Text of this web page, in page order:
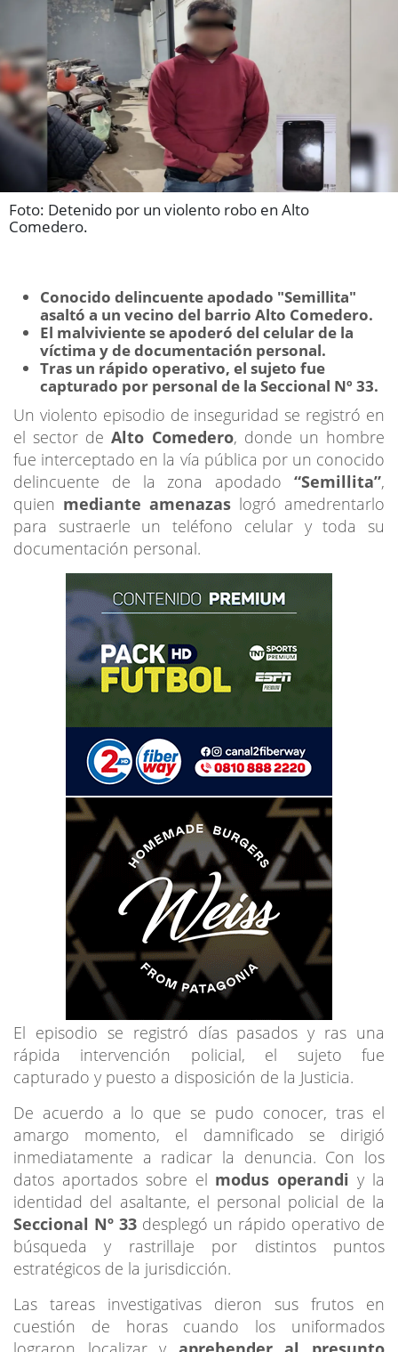
Foto: Detenido por un violento robo en Alto
Comedero.
Conocido delincuente apodado "Semillita"
asaltó a un vecino del barrio Alto Comedero.
El malviviente se apoderó del celular de la
víctima y de documentación personal.
Tras un rápido operativo, el sujeto fue
capturado por personal de la Seccional Nº 33.
Un violento episodio de inseguridad se registró en
el sector deAlto Comedero, donde un hombre
fue interceptado en la vía pública por un conocido
delincuente de la zona apodado “Semillita”,
quien mediante amenazas logró amedrentarlo
para sustraerle un teléfono celular y toda su
documentación personal.
El episodio se registró días pasados y ras una
rápida intervención policial, el sujeto fue
capturado y puesto a disposición de la Justicia.
De acuerdo a lo que se pudo conocer, tras el
amargo momento, el damnificado se dirigió
inmediatamente a radicar la denuncia. Con los
datos aportados sobre el modus operandi y la
identidad del asaltante, el personal policial de la
Seccional Nº 33 desplegó un rápido operativo de
búsqueda y rastrillaje por distintos puntos
estratégicos de la jurisdicción.
Las tareas investigativas dieron sus frutos en
cuestión de horas cuando los uniformados